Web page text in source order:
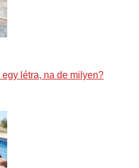
létra, na de milyen?